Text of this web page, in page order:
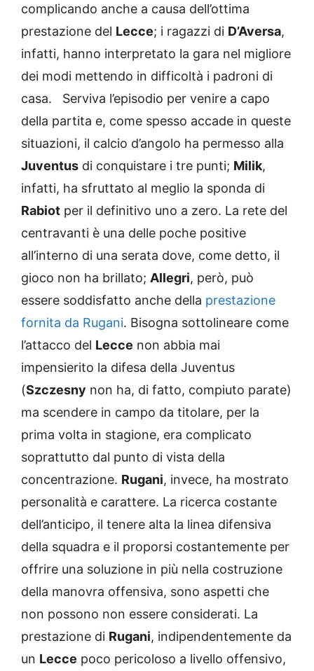
complicando anche a causa dell’ottima
prestazione del Lecce; i ragazzi di D’Aversa,
infatti, hanno interpretato la gara nel migliore
dei modi mettendo in difficoltà i padroni di
casa. Serviva l’episodio per venire a capo
della partita e, come spesso accade in queste
situazioni, il calcio d’angolo ha permesso alla
Juventus di conquistare i tre punti; Milik,
infatti, ha sfruttato al meglio la sponda di
Rabiot per il definitivo uno a zero. La rete del
centravanti è una delle poche positive
all’interno di una serata dove, come detto, il
gioco non ha brillato; Allegri, però, può
essere soddisfatto anche della prestazione
fornita da Rugani. Bisogna sottolineare come
l’attacco del Lecce non abbia mai
impensierito la difesa della Juventus
(Szczesny non ha, di fatto, compiuto parate)
ma scendere in campo da titolare, per la
prima volta in stagione, era complicato
soprattutto dal punto di vista della
concentrazione. Rugani, invece, ha mostrato
personalità e carattere. La ricerca costante
dell’anticipo, il tenere alta la linea difensiva
della squadra e il proporsi costantemente per
offrire una soluzione in più nella costruzione
della manovra offensiva, sono aspetti che
non possono non essere considerati. La
prestazione di Rugani, indipendentemente da
un Lecce poco pericoloso a livello offensivo,